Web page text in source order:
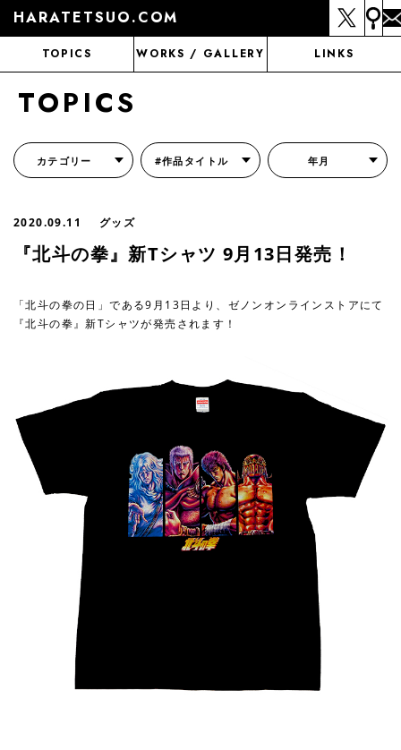
HARATETSUO.COM
TOPICS WORKS / GALLERY LINKS
TOPICS
カテゴリー #作品タイトル 年月
2020.09.11 グッズ
『北斗の拳』新Tシャツ 9月13日発売！
「北斗の拳の日」である9月13日より、ゼノンオンラインストアにて
『北斗の拳』新Tシャツが発売されます！